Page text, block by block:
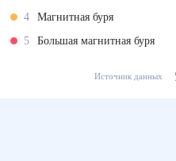
4
Магнитная буря
5
Большая магнитная буря
Источник данных